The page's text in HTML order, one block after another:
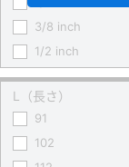
3/8 inch
1/2 inch
L（長さ）
91
102